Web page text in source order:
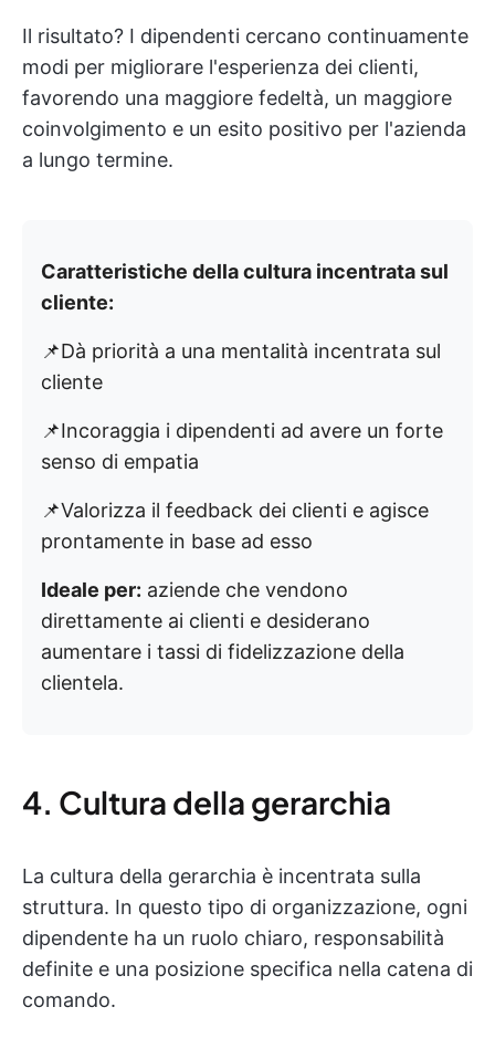
Il risultato? I dipendenti cercano continuamente
modi per migliorare l'esperienza dei clienti,
favorendo una maggiore fedeltà, un maggiore
coinvolgimento e un esito positivo per l'azienda
a lungo termine.
Caratteristiche della cultura incentrata sul
cliente:
📌Dà priorità a una mentalità incentrata sul
cliente
📌Incoraggia i dipendenti ad avere un forte
senso di empatia
📌Valorizza il feedback dei clienti e agisce
prontamente in base ad esso
Ideale per: aziende che vendono
direttamente ai clienti e desiderano
aumentare i tassi di fidelizzazione della
clientela.
4. Cultura della gerarchia
La cultura della gerarchia è incentrata sulla
struttura. In questo tipo di organizzazione, ogni
dipendente ha un ruolo chiaro, responsabilità
definite e una posizione specifica nella catena di
comando.